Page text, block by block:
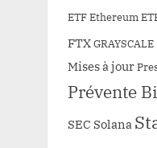
ETF Ethereum
FTXGRAYSCALE
Mises à jour
Prévente
SEC Solana